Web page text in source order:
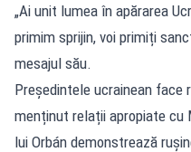
„Ai unit lumea în apărarea
primim sprijin, voi primiți
mesajul său.
Președintele ucrainean face
menținut relații apropiate cu
lui Orbán demonstrează